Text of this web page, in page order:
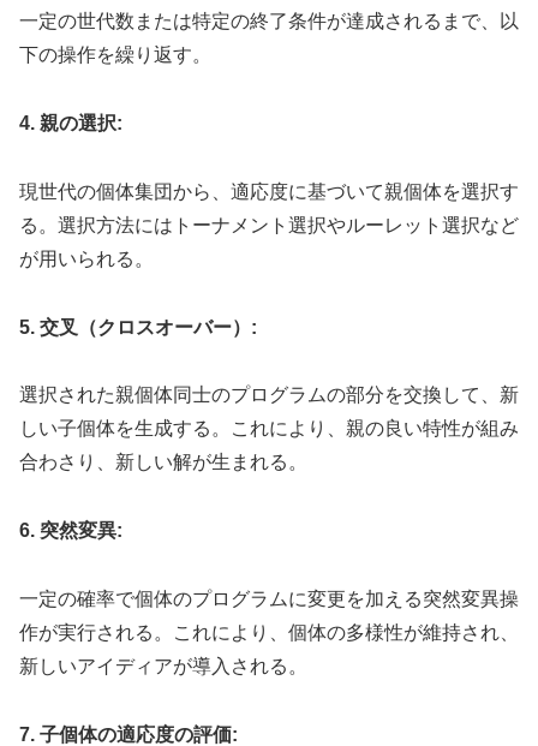
一定の世代数または特定の終了条件が達成されるまで、以
下の操作を繰り返す。
4. 親の選択:
現世代の個体集団から、適応度に基づいて親個体を選択す
る。選択方法にはトーナメント選択やルーレット選択など
が用いられる。
5. 交叉（クロスオーバー）:
選択された親個体同士のプログラムの部分を交換して、新
しい子個体を生成する。これにより、親の良い特性が組み
合わさり、新しい解が生まれる。
6. 突然変異:
一定の確率で個体のプログラムに変更を加える突然変異操
作が実行される。これにより、個体の多様性が維持され、
新しいアイディアが導入される。
7. 子個体の適応度の評価: